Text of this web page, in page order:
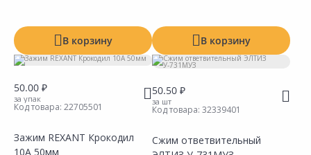
В корзину В корзину
50.00 ₽
за упак
Код товара: 22705501
Зажим REXANT Крокодил
10А 50мм
50.50 ₽
за шт
Код товара: 32339401
Сжим ответвительный